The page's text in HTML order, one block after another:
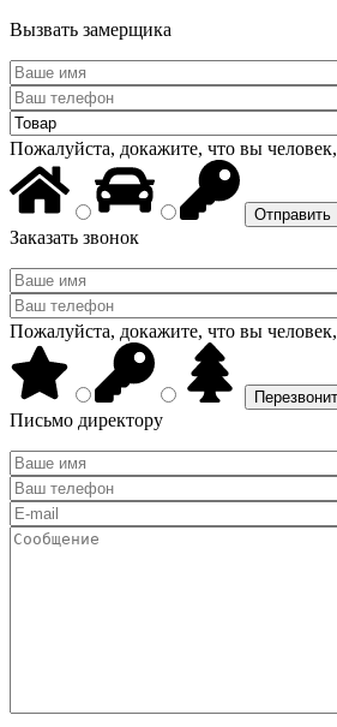
Вызвать замерщика
Пожалуйста, докажите, что вы
Заказать звонок
Пожалуйста, докажите, что вы
Письмо директору